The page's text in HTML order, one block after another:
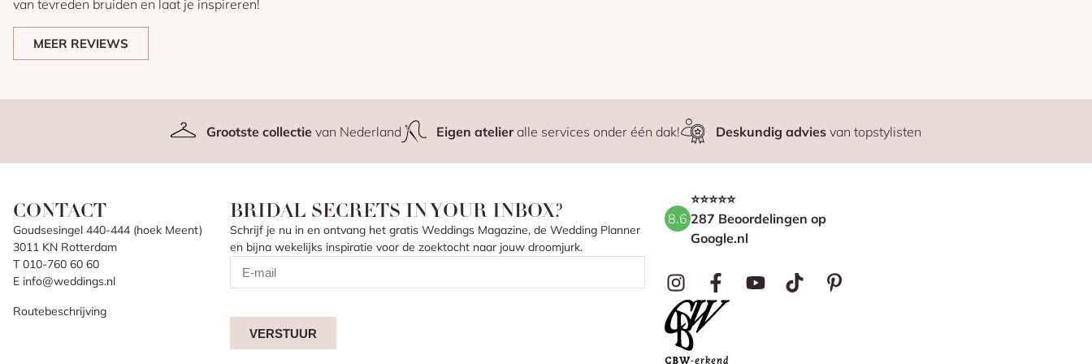
van tevreden bruiden en laat je inspireren!
MEER REVIEWS
Grootste collectievan Nederland Eigen atelieralle services onder één dak! Deskundig advies van topstylisten
CONTACT
Goudsesingel 440-444 (hoek Meent)
3011 KN Rotterdam
T 010-760 60 60
E info@weddings.nl
Routebeschrijving
BRIDAL SECRETS IN YOUR INBOX?
Schrijf je nu in en ontvang het gratis Weddings Magazine, de Wedding Planner
en bijna wekelijks inspiratie voor de zoektocht naar jouw droomjurk.
VERSTUUR
8.6
⭐⭐⭐⭐⭐
287 Beoordelingen op
Google.nl